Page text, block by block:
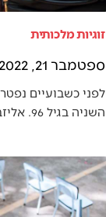
זוגיות מלכותית
ספטמבר 21, 2022
לפני כשבועיים
השניה בגיל 96. אליזבת׳ הייתה…